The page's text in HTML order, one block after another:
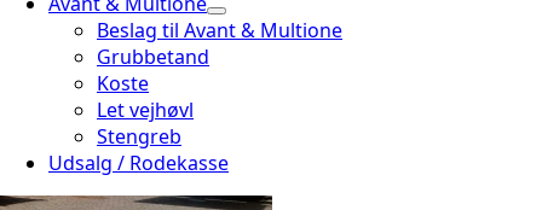
Beslag til Avant & Multione
Grubbetand
Koste
Let vejhøvl
Stengreb
Udsalg / Rodekasse